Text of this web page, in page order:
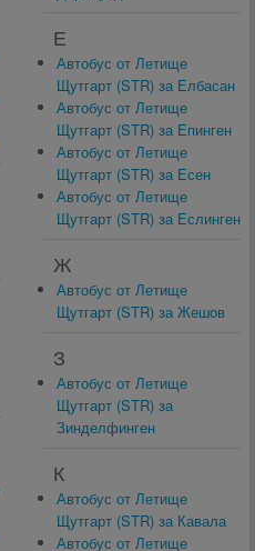
Е
Автобус от Летище
Щутгарт (STR) за Елбасан
Автобус от Летище
Щутгарт (STR) за Епинген
Автобус от Летище
Щутгарт (STR) за Есен
Автобус от Летище
Щутгарт (STR) за Еслинген
Ж
Автобус от Летище
Щутгарт (STR) за Жешов
З
Автобус от Летище
Щутгарт (STR) за
Зинделфинген
К
Автобус от Летище
Щутгарт (STR) за Кавала
Автобус от Летище